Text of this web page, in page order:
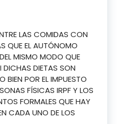
LAS COMIDAS CON
QUE EL AUTÓNOMO
MISMO MODO QUE
DICHAS DIETAS SON
BIEN POR EL IMPUESTO
FÍSICAS IRPF Y LOS
FORMALES QUE HAY
CADA UNO DE LOS